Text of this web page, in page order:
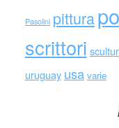
Pasolini pittura
scrittori
uruguay usa varie